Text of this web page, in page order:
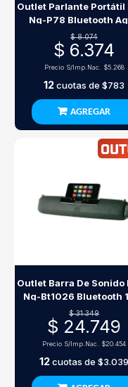
Outlet Parlante Portátil
Ng-P78 Bluetooth
Negro
$ 8.074
$ 6.374
Precio S/Imp.Nac. $5.268
12cuotas de $783
AGREGAR
Outlet Barra De Sonido
Ng-Bt1026 Bluetooth
$ 31.349
$ 24.749
Precio S/Imp.Nac. $20.454
12cuotas de $3.039